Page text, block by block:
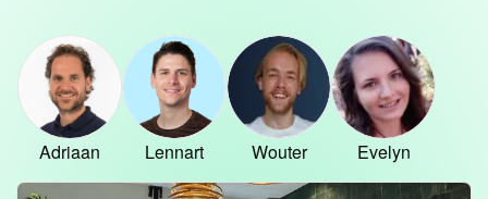
Adriaan Lennart Wouter Evelyn